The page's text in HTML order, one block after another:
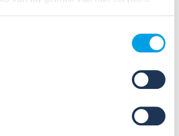
Wat heb je nodig om
(VIB's) of mini-VIB's